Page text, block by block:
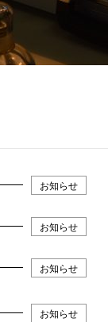
お知らせ
お知らせ
お知らせ
お知らせ